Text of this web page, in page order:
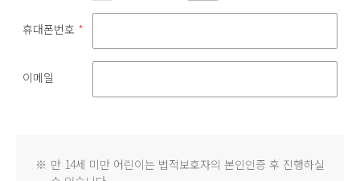
휴대폰번호 *
이메일
※ 만 14세 미만 어린이는 법적보호자의 본인인증 후 진행하실